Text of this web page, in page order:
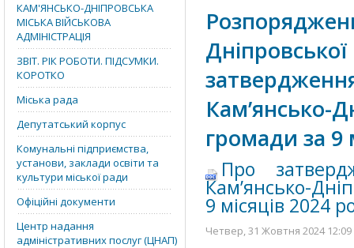
КАМ'ЯНСЬКО-ДНІПРОВСЬКА
МІСЬКА ВІЙСЬКОВА
АДМІНІСТРАЦІЯ
ЗВІТ. РІК РОБОТИ. ПІДСУМКИ.
КОРОТКО
Міська рада
Депутатський корпус
Комунальні підприємства,
установи, заклади освіти та
культури міської ради
Офіційні документи
Центр надання
адміністративних послуг (ЦНАП)
Дніпровської
Кам’янсько-
громади за 9
Про
Кам’янсько-
9 місяців 2024
Четвер, 31 Жовтня 2024